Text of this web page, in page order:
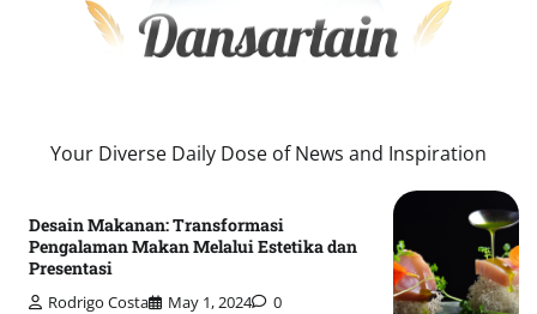
Your Diverse Daily Dose of News and Inspiration
Desain Makanan: Transformasi
Pengalaman Makan Melalui Estetika dan
Presentasi
Rodrigo Costa May 1, 2024 0